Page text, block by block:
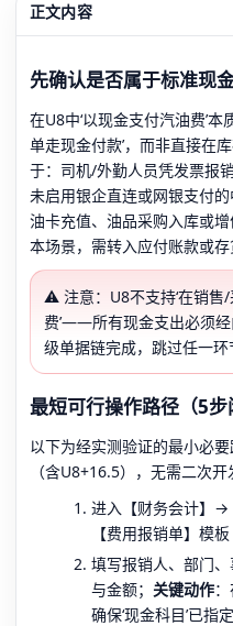
正文内容
先确认是否属于标准现
在U8中‘以现金支付汽油费’
单走现金付款’，而非直接在
于：司机/外勤人员凭发票报
未启用银企直连或网银支付
油卡充值、油品采购入库或
本场景，需转入应付账款或存
⚠️ 注意：U8不支持‘在销售
费’——所有现金支出必须经
级单据链完成，跳过任一环
最短可行操作路径（5步
以下为经实测验证的最小必
（含U8+16.5），无需二次开
进入【财务会计】
【费用报销单】模
填写报销人、部门、
与金额； 关键动作
确保‘现金科目’已指